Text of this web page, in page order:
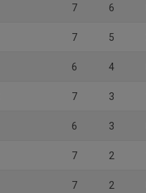
7 6
7 5
6 4
7 3
6 3
7 2
7 2